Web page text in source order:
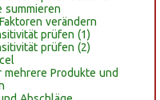
summieren
verändern
prüfen (1)
prüfen (2)
Produkte und